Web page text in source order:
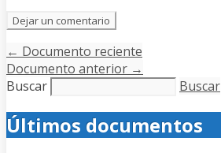
← Documento reciente
Documento anterior →
Buscar
Buscar
Últimos documentos